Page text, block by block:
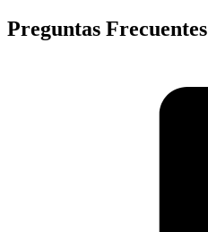
Preguntas Frecuentes